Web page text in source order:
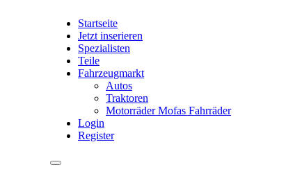
Startseite
Jetzt inserieren
Spezialisten
Teile
Fahrzeugmarkt
Autos
Traktoren
Motorräder Mofas Fahrräder
Login
Register